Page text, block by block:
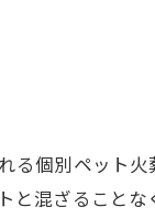
る個別ペット
と混ざること